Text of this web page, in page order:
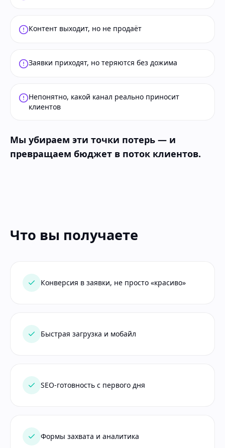
Контент выходит, но не продаёт
Заявки приходят, но теряются без дожима
Непонятно, какой канал реально приносит
клиентов
Мы убираем эти точки потерь — и
превращаем бюджет в поток клиентов.
Что вы получаете
Конверсия в заявки, не просто «красиво»
Быстрая загрузка и мобайл
SEO-готовность с первого дня
Формы захвата и аналитика